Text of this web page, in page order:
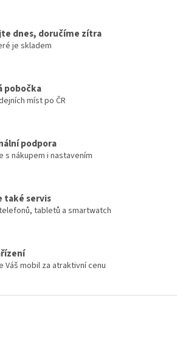
dnes, doručíme zítra
je skladem
pobočka
míst po ČR
podpora
s nákupem i nastavením
také servis
tabletů a smartwatch
Váš mobil za atraktivní cenu